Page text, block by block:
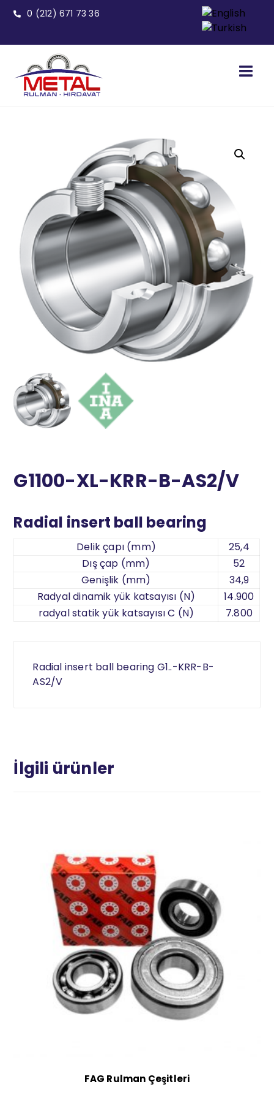
0 (212) 671 73 36
G1100-XL-KRR-B-AS2/V
Radial insert ball bearing
Delik çapı (mm)
25,4
Dış çap (mm)
52
Genişlik (mm)
34,9
Radyal dinamik yük katsayısı (N)
14.900
radyal statik yük katsayısı C (N)
7.800
Radial insert ball bearing G1..-KRR-B-
AS2/V
İlgili ürünler
FAG Rulman Çeşitleri